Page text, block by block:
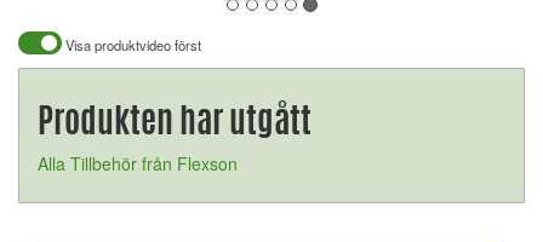
Visa produktvideo först
Produkten har utgått
Alla Tillbehör från Flexson